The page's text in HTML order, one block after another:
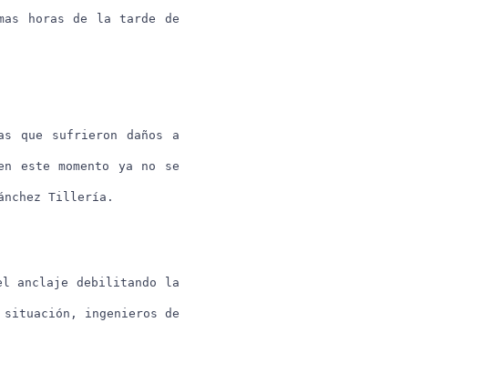
horas de la tarde de
que sufrieron daños a
momento ya no se
Tillería.
anclaje debilitando la
ingenieros de